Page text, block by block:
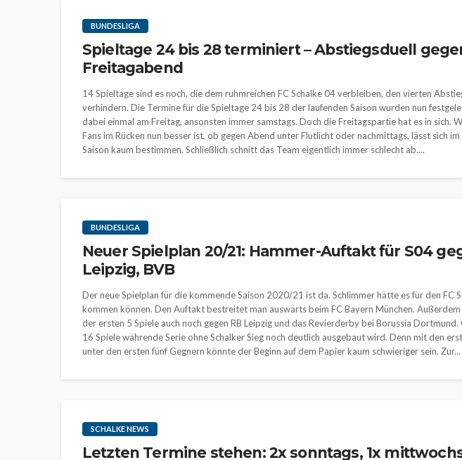
BUNDESLIGA
Spieltage 24 bis 28 terminiert – Abstiegsduell
Freitagabend
14 Spieltage sind es noch, die dem ruhmreichen FC Schalke 04 verbleiben, den vierten
verhindern. Die Termine für die Spieltage 24 bis 28 der laufenden Saison wurden nun
dabei einmal am Freitag, ansonsten immer samstags. Doch die Freitagspartie hat es in sich.
Fans im Rücken nun besser ist, ob gegen Abend unter Flutlicht oder nachmittags, lässt sich
Saison kaum bestimmen. Schließlich schnitt das Team eigentlich immer schlecht ab....
BUNDESLIGA
Neuer Spielplan 20/21: Hammer-Auftakt für S04
Leipzig, BVB
Der neue Spielplan für die kommende Saison 2020/21 ist da. Schlimmer hätte es für den FC
kommen können. Den Auftakt bestreitet man auswärts beim FC Bayern München.
der ersten 5 Spiele auch noch gegen RB Leipzig und das Revierderby bei Borussia
16 Spiele währende Serie ohne Schalker Sieg noch deutlich ausgebaut wird. Denn mit den
unter den ersten fünf Gegnern könnte der Beginn auf dem Papier kaum schwieriger sein. Zur...
SCHALKE NEWS
Letzten Termine stehen: 2x sonntags, 1x